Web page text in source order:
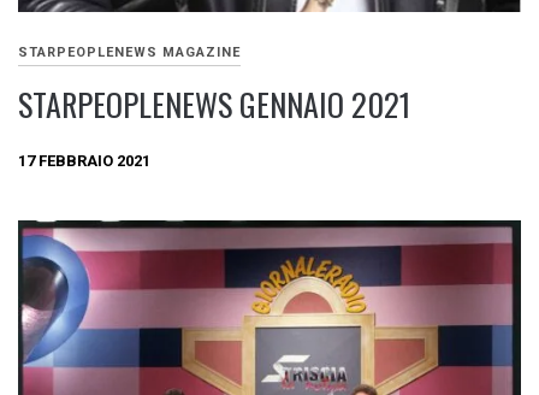
STARPEOPLENEWS MAGAZINE
STARPEOPLENEWS GENNAIO 2021
17 FEBBRAIO 2021